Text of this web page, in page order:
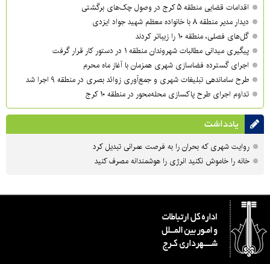
اقدامات قضایی منطقه ۵ کرج در وصول چک‌های برگشتی
دیدار مدیر منطقه ۸ با خانواده معظم شهید جواد ایزدی
گل‌های فصلی، منطقه ۱۰ را زیباتر کردند
پیگیری میدانی مطالبات شهروندان منطقه ۱ در دستور کار قرار گرفت
اجرای گسترده فضاسازی شهری همزمان با آغاز ماه محرم
طرح ساماندهی تبلیغات شهری و جمع‌آوری زوائد بصری در منطقه ۹ اجرا شد
تداوم اجرای طرح پاکسازی محله‌محور در منطقه ۱۰ کرج
یادداشت
روایت شهری که بحران را به فرصت عمرانی تبدیل کرد
خانه را خاموش نکنید انرژی را هوشمندانه مصرف کنید